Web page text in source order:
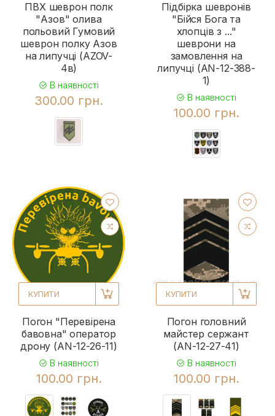
ПВХ шеврон полк
"Азов" олива
польовий Гумовий
шеврон полку Азов
на липучці (AZOV-
4в)
В наявності
300.00 грн.
Підбірка шевронів
"Бійся Бога та
хлопців з ..."
шеврони на
замовлення на
липучці (AN-12-388-
1)
В наявності
100.00 грн.
КУПИТИ
Погон "Перевірена
бавовна" оператор
дрону (AN-12-26-11)
В наявності
100.00 грн.
КУПИТИ
Погон головний
майстер сержант
(AN-12-27-41)
В наявності
100.00 грн.